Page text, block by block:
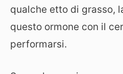
qualche etto di grasso,
questo ormone con il
performarsi.